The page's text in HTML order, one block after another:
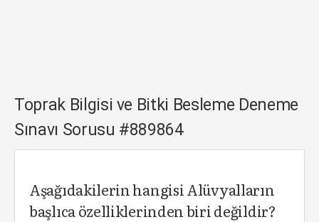
Toprak Bilgisi ve Bitki Besleme Deneme
Sınavı Sorusu #889864
Aşağıdakilerin hangisi Alüvyalların
başlıca özelliklerinden biri değildir?